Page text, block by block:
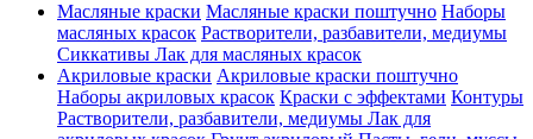
Масляные краски Масляные краски поштучно Наборы
масляных красок Растворители, разбавители, медиумы
Сиккативы Лак для масляных красок
Акриловые краски Акриловые краски поштучно
Наборы акриловых красок Краски с эффектами Контуры
Растворители, разбавители, медиумы Лак для